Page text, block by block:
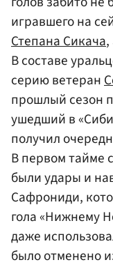
игравшего на
Степана Сикача,
В составе
серию ветеран
прошлый сезон
ушедший в
получил
В первом тайме
были удары и
Сафрониди,
гола «Нижнему
даже
было отменено